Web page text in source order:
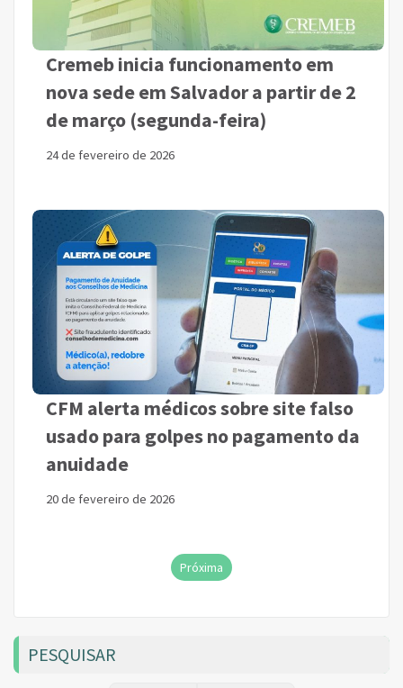
Cremeb inicia funcionamento em
nova sede em Salvador a partir de 2
de março (segunda-feira)
24 de fevereiro de 2026
CFM alerta médicos sobre site falso
usado para golpes no pagamento da
anuidade
20 de fevereiro de 2026
Próxima
PESQUISAR